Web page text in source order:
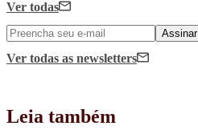
Ver todas
Assinar
Ver todas as newsletters
Leia também